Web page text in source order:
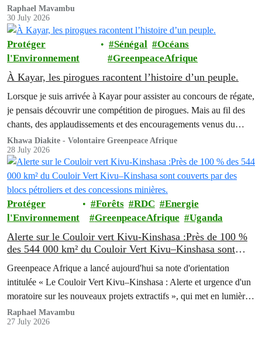
multipartite de deux jours afin de faire progresser les réformes
politiques destinées à lutter contre la crise grandissante de la
pollution liée aux emballages plastiques en République
Démocratique du Congo (RDC).
Raphael Mavambu
30 July 2026
Protéger
l'Environnement
Sénégal
Océans
GreenpeaceAfrique
À Kayar, les pirogues racontent l’histoire d’un peuple.
Lorsque je suis arrivée à Kayar pour assister au concours de régate,
je pensais découvrir une compétition de pirogues. Mais au fil des
chants, des applaudissements et des encouragements venus du
rivage, j’ai compris que ce qui se jouait devant moi allait bien au-
delà d’une simple course.
Khawa Diakite - Volontaire Greenpeace Afrique
28 July 2026
Protéger
l'Environnement
Forêts RDC
Energie
GreenpeaceAfrique
Uganda
Alerte sur le Couloir vert Kivu-Kinshasa :Près de 100 %
des 544 000 km² du Couloir Vert Kivu–Kinshasa sont
couverts par des blocs pétroliers et des concessions
minières.
Greenpeace Afrique a lancé aujourd'hui sa note d'orientation
intitulée « Le Couloir Vert Kivu–Kinshasa : Alerte et urgence d'un
moratoire sur les nouveaux projets extractifs », qui met en lumière
les profondes contradictions entre l'ambitieux programme de
conservation de la République Démocratique du Congo (RDC) et
Raphael Mavambu
27 July 2026